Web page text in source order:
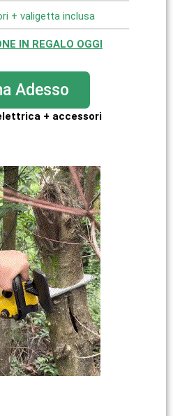
+ valigetta inclusa
IN REGALO OGGI
Adesso
+ accessori